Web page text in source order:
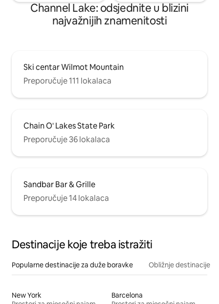
Channel Lake: odsjednite u blizini
najvažnijih znamenitosti
Ski centar Wilmot Mountain
Preporučuje 111 lokalaca
Chain O' Lakes State Park
Preporučuje 36 lokalaca
Sandbar Bar & Grille
Preporučuje 14 lokalaca
Destinacije koje treba istražiti
Popularne destinacije za duže boravke Obližnje destinacije
New York
Barcelona